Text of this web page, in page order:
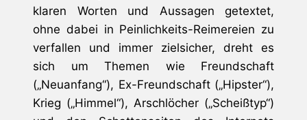
klaren Worten und Aussagen getextet,
ohne dabei in Peinlichkeits-Reimereien zu
verfallen und immer zielsicher, dreht es
sich um Themen wie Freundschaft
(„Neuanfang“), Ex-Freundschaft („Hipster“),
Krieg („Himmel“), Arschlöcher („Scheißtyp“)